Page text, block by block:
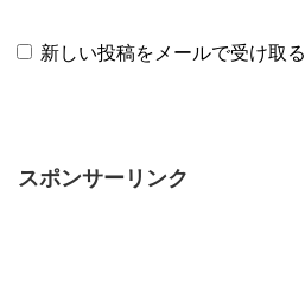
新しい投稿をメールで受け取る
スポンサーリンク